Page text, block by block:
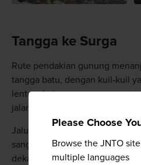
Please Choose
Browse the JNTO
multiple languages
Tangga ke Surga
Rute pendakian gunung
tangga batu, dengan kuil-kuil
lentera batu yang memesona
jalan menuju hutan cedar yang
Jalur yang melewati gerbang
sangat detail membawa Anda
dekat puncak. Ada banyak